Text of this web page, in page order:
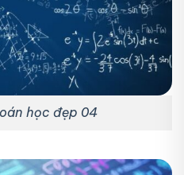
học đẹp 04